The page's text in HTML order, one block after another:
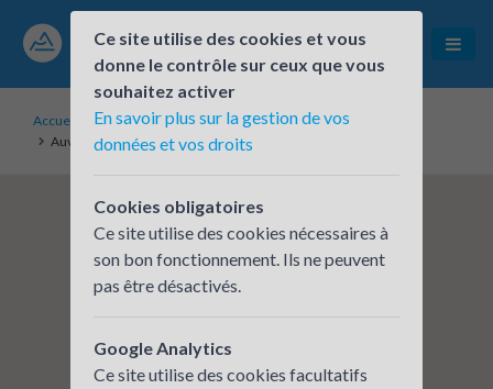
Accueil
Établissements inscrits
Auvergne-Rhône-Alpes Entreprises - Antenne Drôme-Ardèche
Ce site utilise des cookies et vous
donne le contrôle sur ceux que vous
souhaitez activer
En savoir plus sur la gestion de vos
données et vos droits
Cookies obligatoires
Ce site utilise des cookies nécessaires à
son bon fonctionnement. Ils ne peuvent
pas être désactivés.
Google Analytics
Ce site utilise des cookies facultatifs